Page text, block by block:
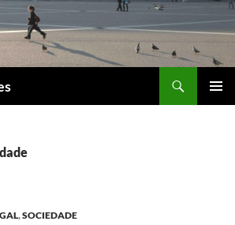
,SOCIEDADE